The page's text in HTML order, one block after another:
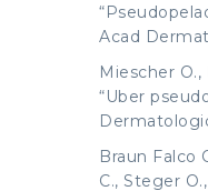
Acad
Miescher
“Uber
Braun Falco
C., Steger